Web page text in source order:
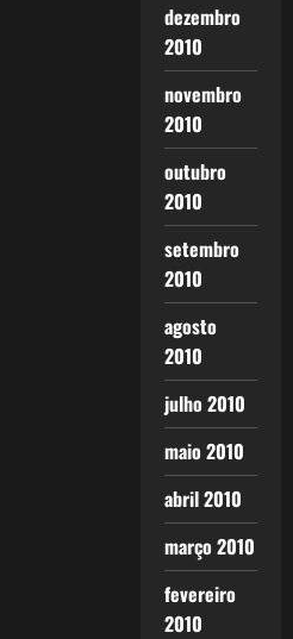
dezembro
2010
novembro
2010
outubro
2010
setembro
2010
agosto
2010
julho 2010
maio 2010
abril 2010
março 2010
fevereiro
2010